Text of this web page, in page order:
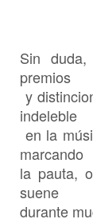
Sin
premios
y
indeleble
en la
marcando
la pauta,
suene
durante